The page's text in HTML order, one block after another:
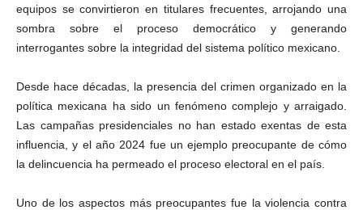
equipos se convirtieron en titulares frecuentes, arrojando una
sombra sobre el proceso democrático y generando
interrogantes sobre la integridad del sistema político mexicano.
Desde hace décadas, la presencia del crimen organizado en la
política mexicana ha sido un fenómeno complejo y arraigado.
Las campañas presidenciales no han estado exentas de esta
influencia, y el año 2024 fue un ejemplo preocupante de cómo
la delincuencia ha permeado el proceso electoral en el país.
Uno de los aspectos más preocupantes fue la violencia contra